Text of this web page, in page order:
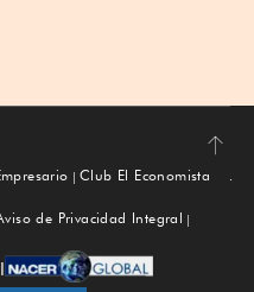
Subir
Club El Economista
de Privacidad Integral